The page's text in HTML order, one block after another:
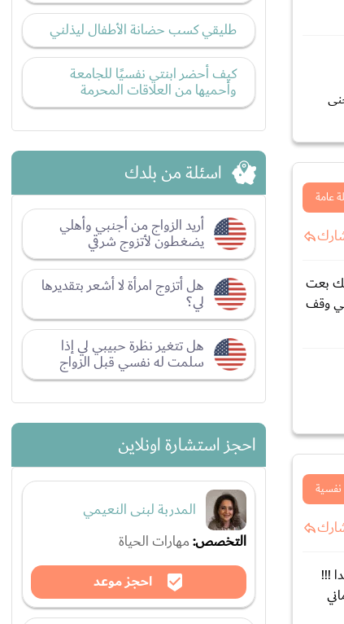
عامة
بعت
وقف
نفسية
!!!
طليقي كسب حضانة الأطفال ليذلني
كيف أحضر ابنتي نفسيًا للجامعة
وأحميها من العلاقات المحرمة
اسئلة من بلدك
أريد الزواج من أجنبي وأهلي
يضغطون لأتزوج شرقي
هل أتزوج امرأة لا أشعر بتقديرها
لي؟
هل تتغير نظرة حبيبي لي إذا
سلمت له نفسي قبل الزواج
احجز استشارة اونلاين
المدربة لبنى النعيمي
التخصص:مهارات الحياة
احجز موعد